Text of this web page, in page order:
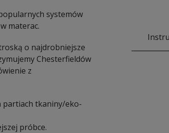
systemów
materac.
o najdrobniejsze
Chesterfieldów
z
partiach tkaniny/eko-
próbce.